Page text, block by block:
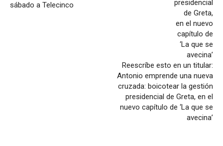
sábado a Telecinco
Reescríbe esto en un titular:
Antonio emprende una nueva
cruzada: boicotear la gestión
presidencial de Greta, en el
nuevo capítulo de ‘La que se
avecina’